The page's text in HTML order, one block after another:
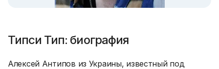
Типси Тип: биография
Алексей Антипов из Украины, известный под